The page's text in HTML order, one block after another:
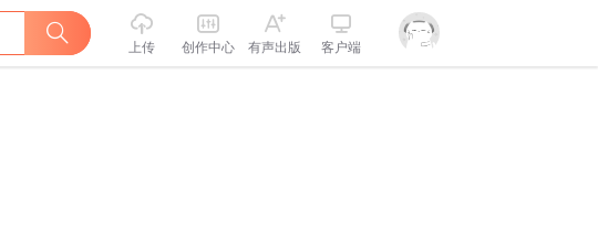
上传 创作中心 有声出版 客户端